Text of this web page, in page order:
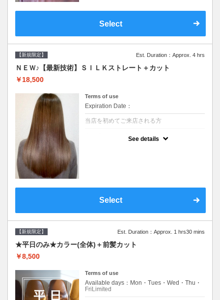
Select
【新規限定】 Est. Duration：Approx. 4 hrs
ＮＥＷ♪【最新技術】ＳＩＬＫストレート＋カット
￥18,500
Terms of use
Expiration Date：
当店を初めてご来店される方
See details
Select
【新規限定】 Est. Duration：Approx. 1 hrs30 mins
★平日のみ★カラー(全体)＋前髪カット
￥8,500
Terms of use
Available days：Mon・Tues・Wed・Thu・
FriLimited